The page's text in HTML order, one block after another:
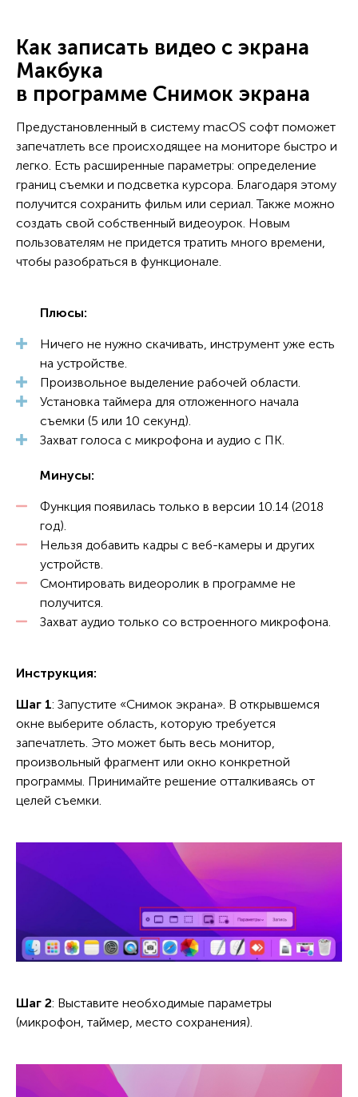
Как записать видео с экрана
Макбука
в программе Снимок экрана
Предустановленный в систему macOS софт поможет
запечатлеть все происходящее на мониторе быстро и
легко. Есть расширенные параметры: определение
границ съемки и подсветка курсора. Благодаря этому
получится сохранить фильм или сериал. Также можно
создать свой собственный видеоурок. Новым
пользователям не придется тратить много времени,
чтобы разобраться в функционале.
Плюсы:
Ничего не нужно скачивать, инструмент уже есть
на устройстве.
Произвольное выделение рабочей области.
Установка таймера для отложенного начала
съемки (5 или 10 секунд).
Захват голоса с микрофона и аудио с ПК.
Минусы:
Функция появилась только в версии 10.14 (2018
год).
Нельзя добавить кадры с веб-камеры и других
устройств.
Смонтировать видеоролик в программе не
получится.
Захват аудио только со встроенного микрофона.
Инструкция:
Шаг 1: Запустите «Снимок экрана». В открывшемся
окне выберите область, которую требуется
запечатлеть. Это может быть весь монитор,
произвольный фрагмент или окно конкретной
программы. Принимайте решение отталкиваясь от
целей съемки.
Шаг 2: Выставите необходимые параметры
(микрофон, таймер, место сохранения).